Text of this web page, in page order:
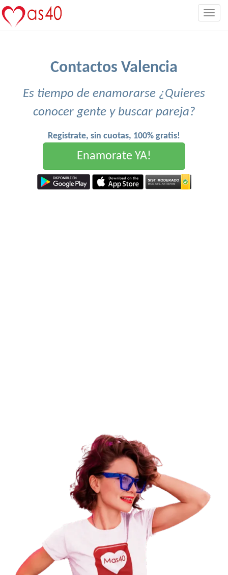
Contactos Valencia
Es tiempo de enamorarse ¿Quieres
conocer gente y buscar pareja?
Registrate, sin cuotas, 100% gratis!
Enamorate YA!